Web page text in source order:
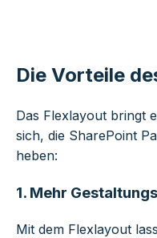
Die Vorteile
Das Flexlayout bringt
sich, die SharePoint
heben:
1. Mehr
Mit dem Flexlayout